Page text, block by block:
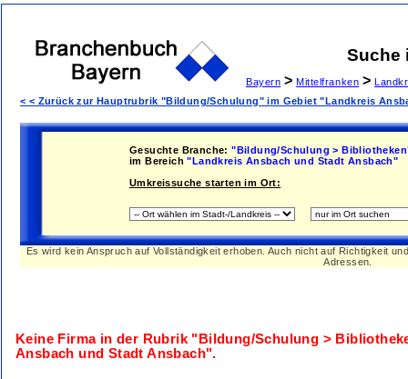
Suche
Bayern > Mittelfranken >
< < Zurück zur Hauptrubrik "Bildung/Schulung" im Gebiet "Landkreis
Gesuchte Branche: "Bildung/Schulung >
im Bereich "Landkreis Ansbach und Stadt Ansbach"
Umkreissuche starten im Ort:
Es wird kein Anspruch auf Vollständigkeit erhoben. Auch nicht auf Richtigkeit
Adressen.
Keine Firma in der Rubrik "Bildung/Schulung >
Ansbach und Stadt Ansbach".